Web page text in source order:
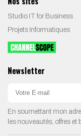
Studio IT for Business
Projets Informatiques
Newsletter
En soumettant mon
les nouveautés, offres et